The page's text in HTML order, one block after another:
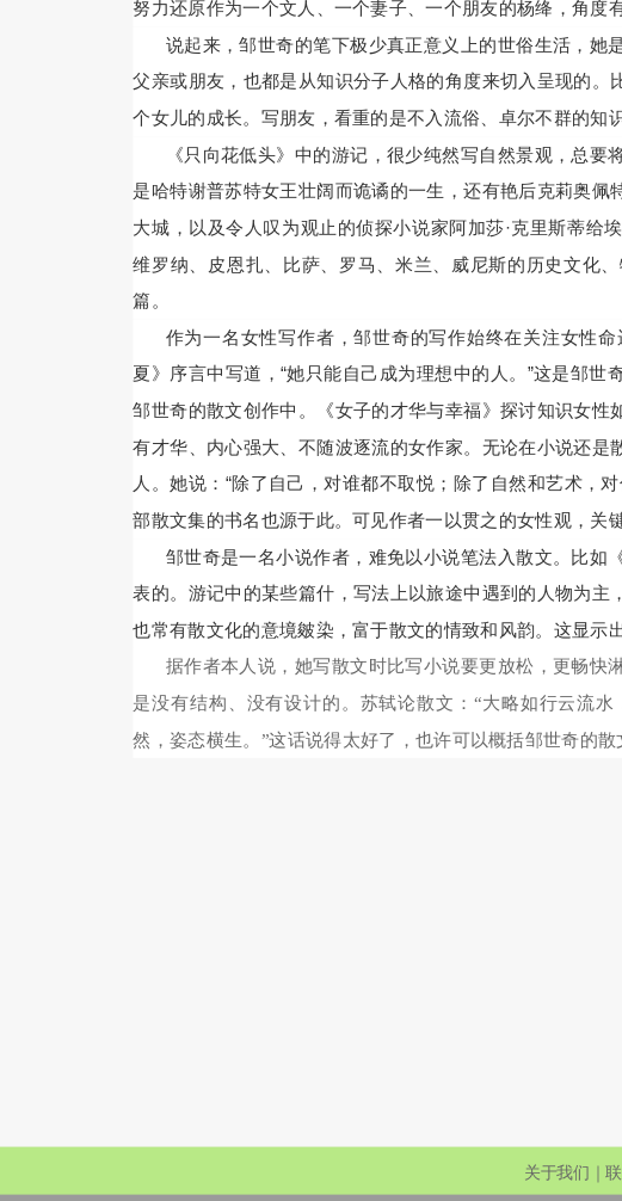
努力还原作为一个文人、一个妻子、一个朋友的杨绛，角度
说起来，邹世奇的笔下极少真正意义上的世俗生活，她
父亲或朋友，也都是从知识分子人格的角度来切入呈现的
个女儿的成长。写朋友，看重的是不入流俗、卓尔不群的知
《只向花低头》中的游记，很少纯然写自然景观，总
是哈特谢普苏特女王壮阔而诡谲的一生，还有艳后克莉奥
大城，以及令人叹为观止的侦探小说家阿加莎·克里斯蒂给
维罗纳、皮恩扎、比萨、罗马、米兰、威尼斯的历史文化
篇。
作为一名女性写作者，邹世奇的写作始终在关注女性
夏》序言中写道，“她只能自己成为理想中的人。”这是邹
邹世奇的散文创作中。《女子的才华与幸福》探讨知识女
有才华、内心强大、不随波逐流的女作家。无论在小说还
人。她说：“除了自己，对谁都不取悦；除了自然和艺术，
部散文集的书名也源于此。可见作者一以贯之的女性观，关
邹世奇是一名小说作者，难免以小说笔法入散文。比
表的。游记中的某些篇什，写法上以旅途中遇到的人物为
也常有散文化的意境皴染，富于散文的情致和风韵。这显示
据作者本人说，她写散文时比写小说要更放松，更畅快
是没有结构、没有设计的。苏轼论散文：“大略如行云流
然，姿态横生。”这话说得太好了，也许可以概括邹世奇的
关于我们｜